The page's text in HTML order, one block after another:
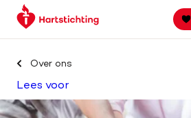
Spring
naar
Spring
naar
navigatie
Keer
terug
de
homepage
Zoek binnen hartstichting.nl
Zoeken
Over ons
Lees voor